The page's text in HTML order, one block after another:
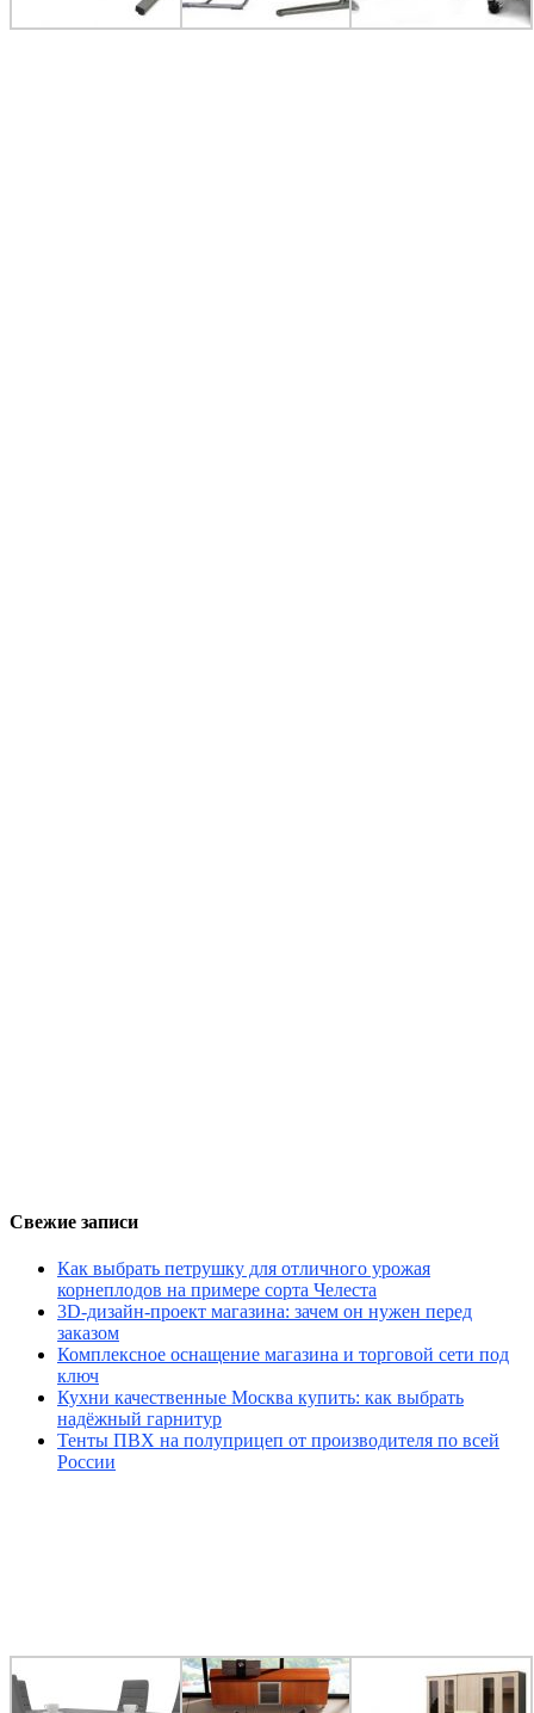
Свежие записи
Как выбрать петрушку для отличного урожая
корнеплодов на примере сорта Челеста
3D-дизайн-проект магазина: зачем он нужен перед
заказом
Комплексное оснащение магазина и торговой сети под
ключ
Кухни качественные Москва купить: как выбрать
надёжный гарнитур
Тенты ПВХ на полуприцеп от производителя по всей
России